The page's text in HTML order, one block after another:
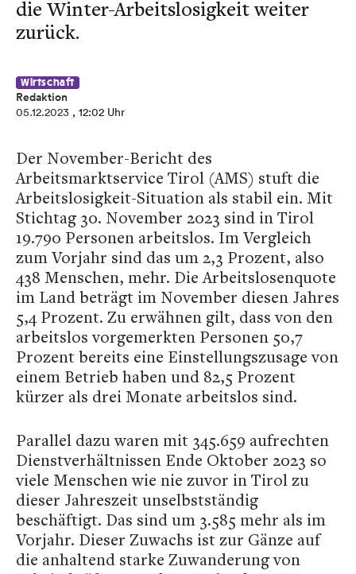
die Winter-Arbeitslosigkeit weiter
zurück.
Wirtschaft
Redaktion
05.12.2023 , 12:02 Uhr
Der November-Bericht des
Arbeitsmarktservice Tirol (AMS) stuft die
Arbeitslosigkeit-Situation als stabil ein. Mit
Stichtag 30. November 2023 sind in Tirol
19.790 Personen arbeitslos. Im Vergleich
zum Vorjahr sind das um 2,3 Prozent, also
438 Menschen, mehr. Die Arbeitslosenquote
im Land beträgt im November diesen Jahres
5,4 Prozent. Zu erwähnen gilt, dass von den
arbeitslos vorgemerkten Personen 50,7
Prozent bereits eine Einstellungszusage von
einem Betrieb haben und 82,5 Prozent
kürzer als drei Monate arbeitslos sind.
Parallel dazu waren mit 345.659 aufrechten
Dienstverhältnissen Ende Oktober 2023 so
viele Menschen wie nie zuvor in Tirol zu
dieser Jahreszeit unselbstständig
beschäftigt. Das sind um 3.585 mehr als im
Vorjahr. Dieser Zuwachs ist zur Gänze auf
die anhaltend starke Zuwanderung von